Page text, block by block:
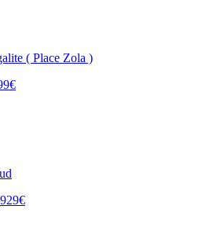
( Place Zola )